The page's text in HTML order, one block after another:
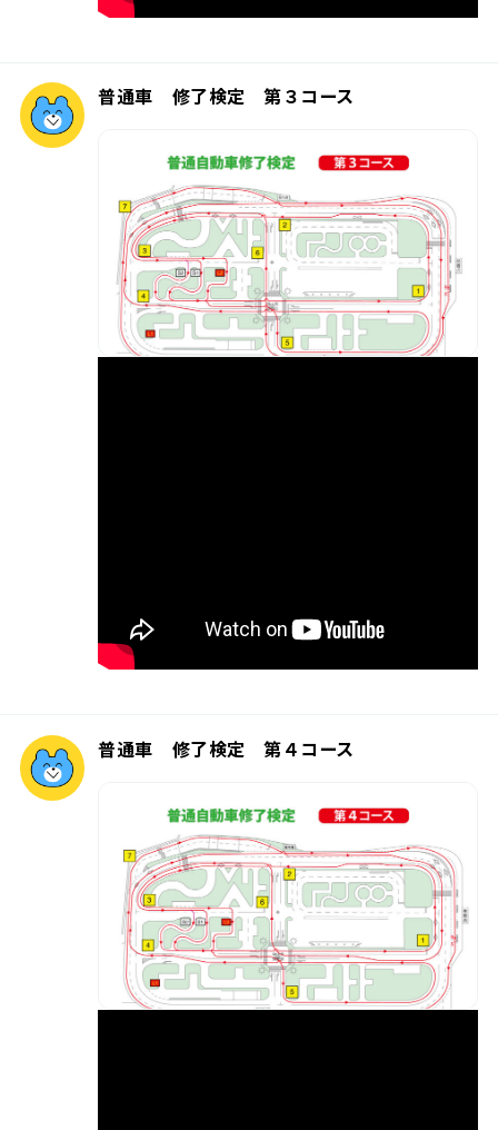
普通車 修了検定 第３コース
普通車 修了検定 第４コース